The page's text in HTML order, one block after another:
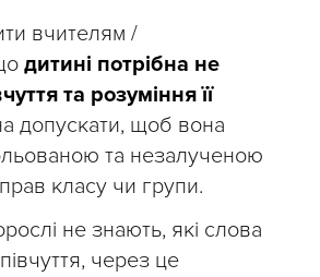
вчителям /
дитині потрібна не
та розуміння її
допускати, щоб вона
та незалученою
класу чи групи.
не знають, які слова
через це